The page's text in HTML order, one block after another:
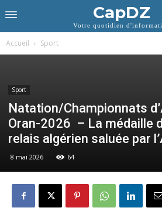
CapDZ
Votre quotidien
Accueil Sport
Sport
Natation/Championnats
Oran-2026 – La médaille
relais algérien saluée par
8 mai 2026 64